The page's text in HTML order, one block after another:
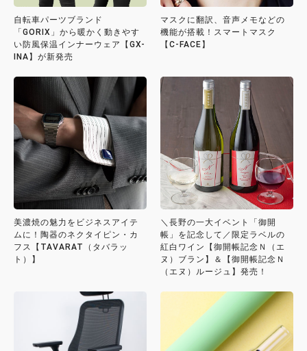
自転車パーツブランド
「GORIX」から暖かく動きやす
い防風保温インナーウェア【GX-
INA】が新発売
マスクに翻訳、音声メモなどの
機能が搭載！スマートマスク
【C-FACE】
美濃焼の魅力をビジネスアイテ
ムに！陶器のネクタイピン・カ
フス【TAVARAT（タバラッ
ト）】
＼長野の一大イベント「御開
帳」を記念して／限定ラベルの
紅白ワイン【御開帳記念Ｎ（エ
ヌ）ブラン】＆【御開帳記念Ｎ
（エヌ）ルージュ】発売！